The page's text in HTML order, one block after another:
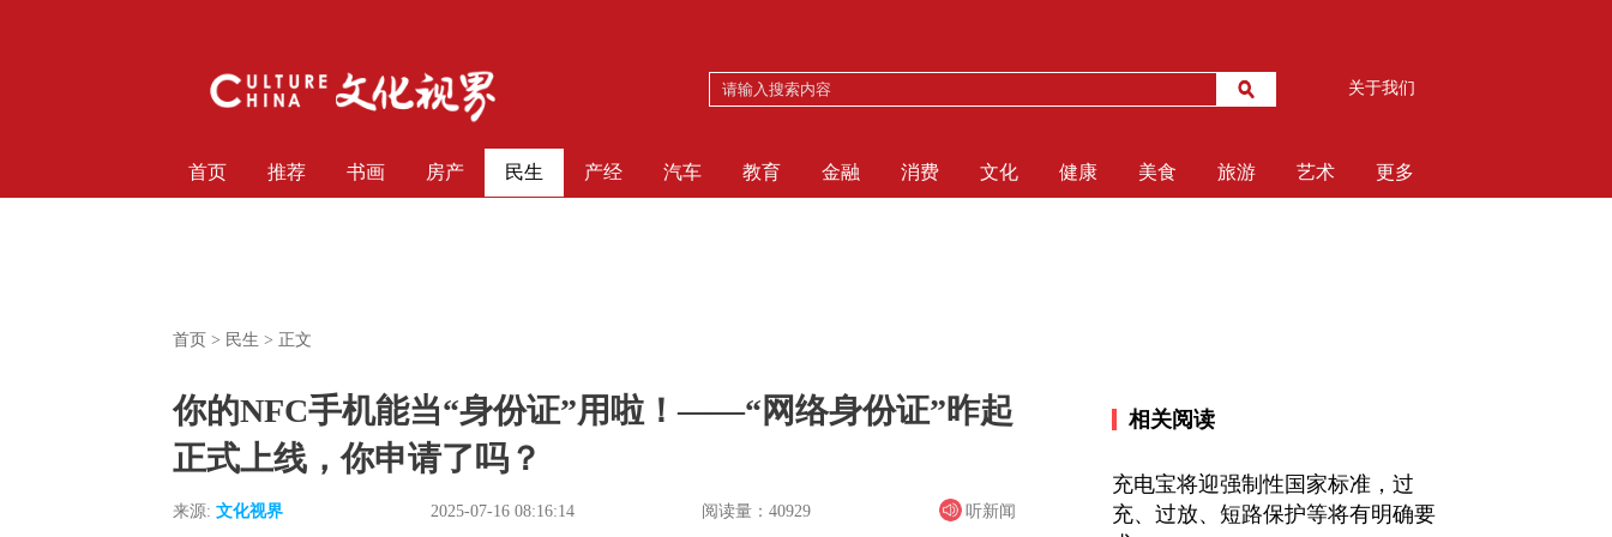
关于我们
首页 推荐 书画 房产 民生 产经 汽车 教育 金融 消费 文化 健康 美食 旅游 艺术 更多
首页 > 民生 > 正文
你的NFC手机能当“身份证”用啦！——“网络身份证”昨起
正式上线，你申请了吗？
来源: 文化视界 2025-07-16 08:16:14 阅读量：40929 听新闻
相关阅读
充电宝将迎强制性国家标准，过
充、过放、短路保护等将有明确要